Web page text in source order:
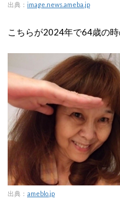
出典： image.news.ameba.jp
こちらが2024年で64歳の時
出典： ameblo.jp